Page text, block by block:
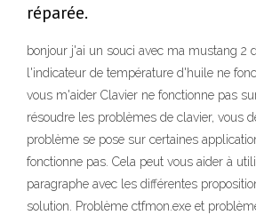
réparée.
bonjour j'ai un souci avec ma mustang 2
l'indicateur de température d'huile ne
vous m'aider Clavier ne fonctionne pas
résoudre les problèmes de clavier, vous
problème se pose sur certaines
fonctionne pas. Cela peut vous aider à
paragraphe avec les différentes
solution. Problème ctfmon.exe et